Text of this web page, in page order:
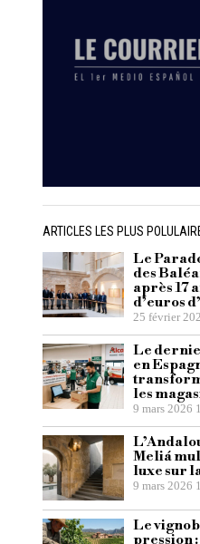
ARTICLES LES PLUS
Le
des
après 17
d’euros
25 février
Le
en
les
9 mars 2026
Meliá
luxe sur
9 mars 2026
Le
pression